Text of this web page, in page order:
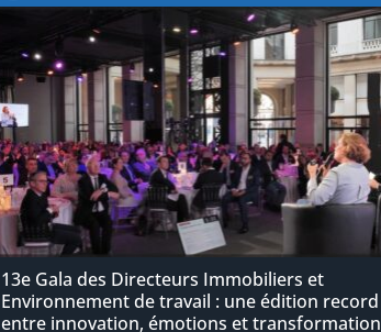
13e Gala des Directeurs Immobiliers et
Environnement de travail : une édition record
entre innovation, émotions et transformation